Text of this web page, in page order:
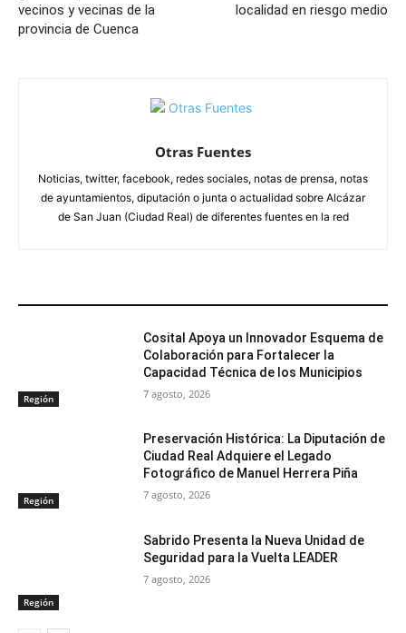
vecinos y vecinas de la
provincia de Cuenca
localidad en riesgo medio
Otras Fuentes
Noticias, twitter, facebook, redes sociales, notas de prensa, notas
de ayuntamientos, diputación o junta o actualidad sobre Alcázar
de San Juan (Ciudad Real) de diferentes fuentes en la red
Región
Cosital Apoya un Innovador Esquema de
Colaboración para Fortalecer la
Capacidad Técnica de los Municipios
7 agosto, 2026
Región
Preservación Histórica: La Diputación de
Ciudad Real Adquiere el Legado
Fotográfico de Manuel Herrera Piña
7 agosto, 2026
Región
Sabrido Presenta la Nueva Unidad de
Seguridad para la Vuelta LEADER
7 agosto, 2026